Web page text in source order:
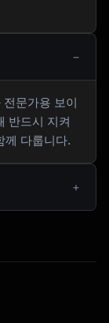
문가용 보이
반드시 지켜
께 다룹니다.